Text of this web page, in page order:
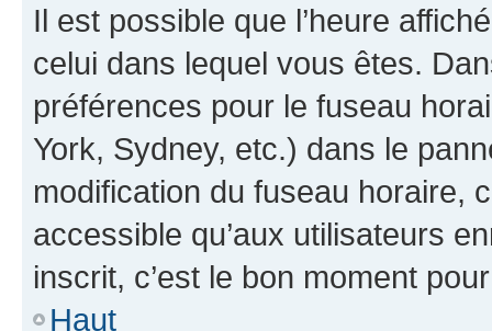
Il est possible que l’heure
celui dans lequel vous êtes.
préférences pour le fuseau
York, Sydney, etc.) dans le
modification du fuseau horaire,
accessible qu’aux utilisateurs
inscrit, c’est le bon moment
Haut